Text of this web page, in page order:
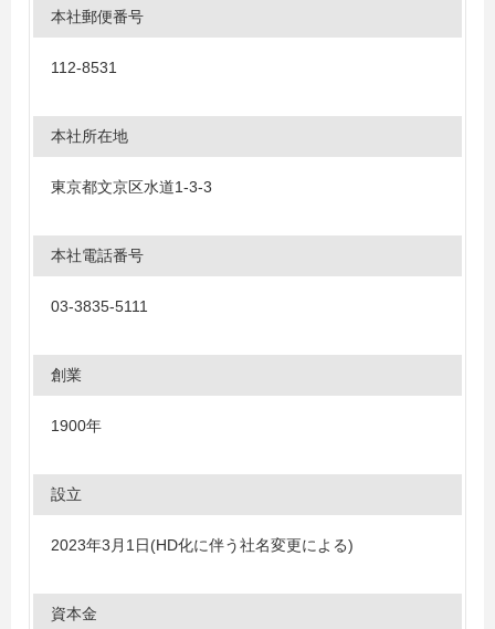
本社郵便番号
112-8531
本社所在地
東京都文京区水道1-3-3
本社電話番号
03-3835-5111
創業
1900年
設立
2023年3月1日(HD化に伴う社名変更による)
資本金